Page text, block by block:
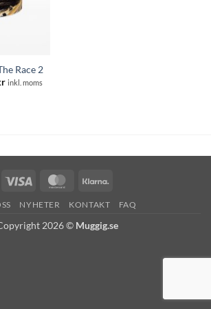
Race 2
Prisintervall:
inkl. moms
Visa MasterCard
NYHETER KONTAKT FAQ
2026 © Muggig.se